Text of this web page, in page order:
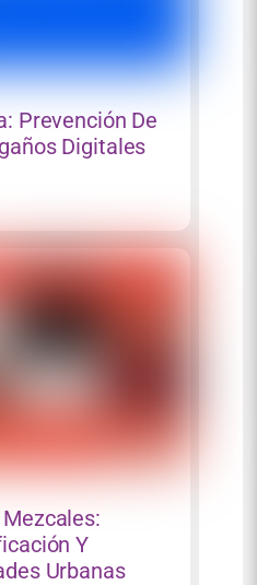
Prevención De
Digitales
Y
Urbanas